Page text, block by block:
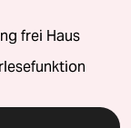
frei Haus